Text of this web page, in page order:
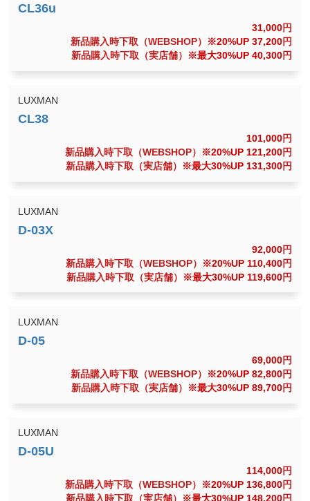
31,000円
新品購入時下取（WEBSHOP）
※20%UP 37,200円
新品購入時下取（実店舗）
※最大30%UP 40,300円
LUXMAN
101,000円
新品購入時下取（WEBSHOP）
※20%UP 121,200円
新品購入時下取（実店舗）
※最大30%UP 131,300円
LUXMAN
92,000円
新品購入時下取（WEBSHOP）
※20%UP 110,400円
新品購入時下取（実店舗）
※最大30%UP 119,600円
LUXMAN
69,000円
新品購入時下取（WEBSHOP）
※20%UP 82,800円
新品購入時下取（実店舗）
※最大30%UP 89,700円
LUXMAN
114,000円
新品購入時下取（WEBSHOP）
※20%UP 136,800円
新品購入時下取（実店舗）
※最大30%UP 148,200円